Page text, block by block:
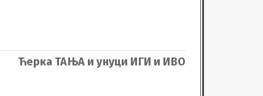
Ћерка ТАЊА и унуци ИГИ и ИВО